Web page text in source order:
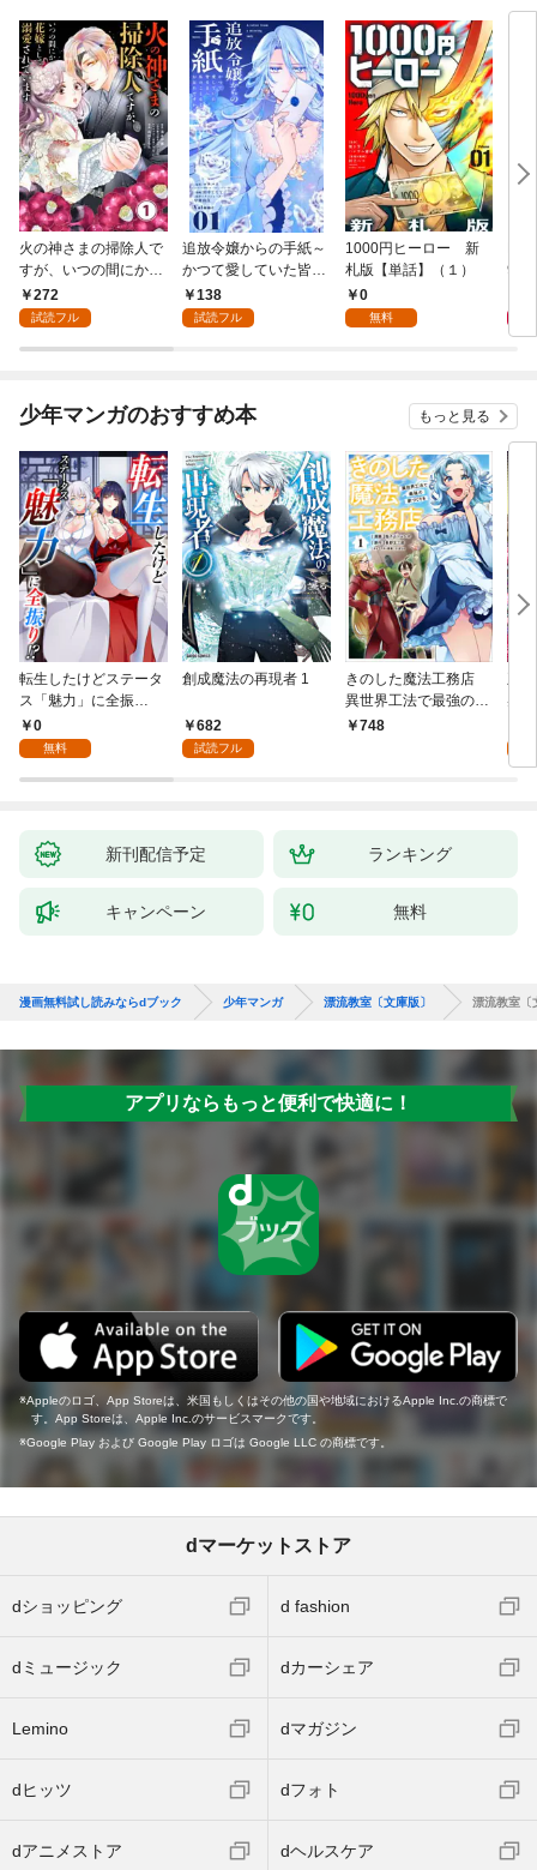
火の神さまの掃除人で
すが、いつの間にか花
嫁として溺愛されてい
ます【単話】（１）
272
試読フル
追放令嬢からの手紙～
かつて愛していた皆さ
まへ 私のことなどお忘
れですか？～【単話】
138
試読フル
1000円ヒーロー 新
札版【単話】（１）
0
無料
9.5
少年マンガのおすすめ本 もっと見る
転生したけどステータ
ス「魅力」に全振
り！？(1)
0
無料
創成魔法の再現者 1
682
試読フル
きのした魔法工務店
異世界工法で最強の家
づくりを（コミック）
748
兆
る
新刊配信予定 ランキング
キャンペーン 無料
漫画無料試し読みならdブック 少年マンガ 漂流教室〔文庫版〕 漂流教室〔
アプリならもっと便利で快適に！
Appleのロゴ、App Storeは、米国もしくはその他の国や地域におけるApple Inc.の商標で
す。App Storeは、Apple Inc.のサービスマークです。
Google Play および Google Play ロゴは Google LLC の商標です。
dマーケットストア
dショッピング d fashion
dミュージック dカーシェア
Lemino dマガジン
dヒッツ dフォト
dアニメストア dヘルスケア